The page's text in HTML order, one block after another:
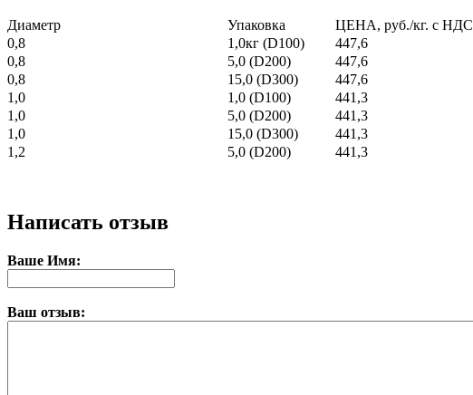
Диаметр Упаковка
ЦЕНА, руб./кг. с НДС
0,8
1,0кг (D100)
447,6
0,8
5,0 (D200)
447,6
0,8
15,0 (D300)
447,6
1,0
1,0 (D100)
441,3
1,0
5,0 (D200)
441,3
1,0
15,0 (D300)
441,3
1,2
5,0 (D200) 441,3
Написать отзыв
Ваше Имя:
Ваш отзыв: